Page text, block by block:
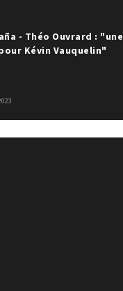
- Théo Ouvrard : "une
Kévin Vauquelin"